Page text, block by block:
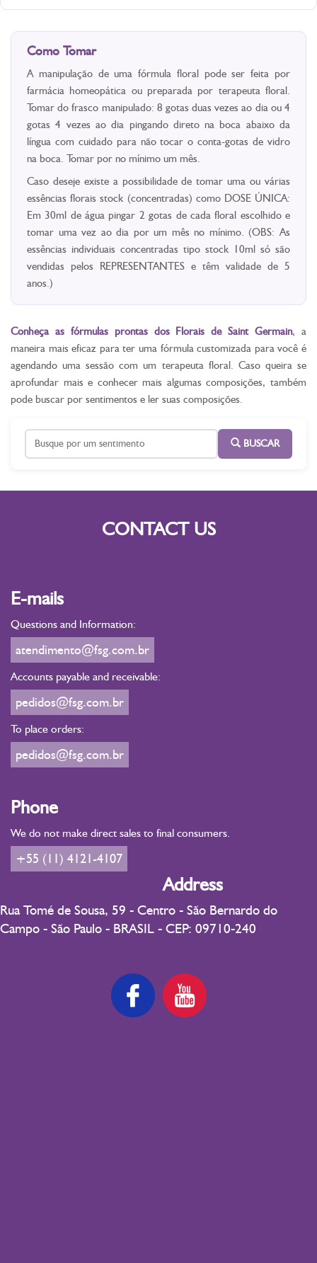
Como Tomar
A manipulação de uma fórmula floral pode ser feita por
farmácia homeopática ou preparada por terapeuta floral.
Tomar do frasco manipulado: 8 gotas duas vezes ao dia ou 4
gotas 4 vezes ao dia pingando direto na boca abaixo da
língua com cuidado para não tocar o conta-gotas de vidro
na boca. Tomar por no mínimo um mês.
Caso deseje existe a possibilidade de tomar uma ou várias
essências florais stock (concentradas) como DOSE ÚNICA:
Em 30ml de água pingar 2 gotas de cada floral escolhido e
tomar uma vez ao dia por um mês no mínimo. (OBS: As
essências individuais concentradas tipo stock 10ml só são
vendidas pelos REPRESENTANTES e têm validade de 5
anos.)
Conheça as fórmulas prontas dos Florais de Saint Germain, a
maneira mais eficaz para ter uma fórmula customizada para você é
agendando uma sessão com um terapeuta floral. Caso queira se
aprofundar mais e conhecer mais algumas composições, também
pode buscar por sentimentos e ler suas composições.
BUSCAR
CONTACT US
E-mails
Questions and Information:
atendimento@fsg.com.br
Accounts payable and receivable:
pedidos@fsg.com.br
To place orders:
pedidos@fsg.com.br
Phone
We do not make direct sales to final consumers.
+55 (11) 4121-4107
Address
Rua Tomé de Sousa, 59 - Centro - São Bernardo do
Campo - São Paulo - BRASIL - CEP: 09710-240